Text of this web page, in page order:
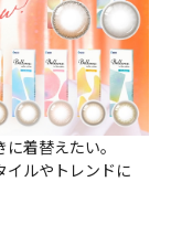
着替えたい。
イルやトレンドに